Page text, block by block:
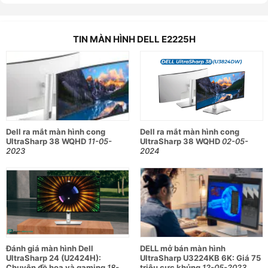
Thông số cấu hình chi tiết của màn hình
Dell E2225H
Thông số Chi tiết
Thiết kế
Chân đế có thể điều chỉnh độ
Khe khóa cáp
Kích thước màn
Độ sáng
250 cd/m2
Tần số quét
75Hz
Thời gian phản hồi
5ms GTG (Fast) / 8ms GTG
Độ phân giải
FHD (1920x1080)
Tấm nền
VA
TIN MÀN HÌNH DELL E2225H
Dell ra mắt màn hình cong
UltraSharp 38 WQHD 11-05-
2023
Dell ra mắt màn hình cong
UltraSharp 38 WQHD02-05-
2024
Đánh giá màn hình Dell
UltraSharp 24 (U2424H):
DELL mở bán màn hình
UltraSharp U3224KB 6K: Giá 75